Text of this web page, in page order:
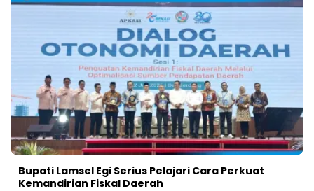
Bupati Lamsel Egi Serius Pelajari Cara Perkuat
Kemandirian Fiskal Daerah